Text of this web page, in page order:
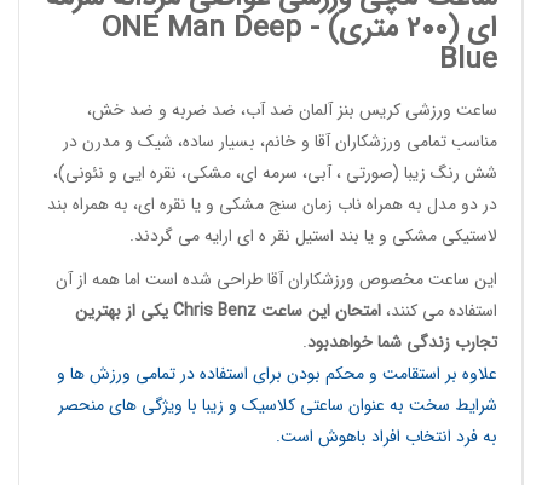
ای (200 متری) - ONE Man Deep
Blue
ساعت ورزشی کریس بنز آلمان ضد آب، ضد ضربه و ضد خش،
مناسب تمامی ورزشکاران آقا و خانم، بسیار ساده، شیک و مدرن در
شش رنگ زیبا (صورتی ، آبی، سرمه ای، مشکی، نقره ایی و نئونی)،
در دو مدل به همراه ناب زمان سنج مشکی و یا نقره ای، به همراه بند
لاستیکی مشکی و یا بند استیل نقر ه ای ارایه می گردند.
این ساعت مخصوص ورزشکاران آقاطراحی شده است اما همه از آن
استفاده می کنند، امتحان این ساعتChris Benzیکی از بهترین
تجارب زندگی شما خواهدبود.
علاوه بر استقامت و محکم بودن برای استفاده در تمامی ورزش ها و
شرایط سخت به عنوان ساعتی کلاسیک و زیبا با ویژگی های منحصر
به فرد انتخاب افراد باهوش است.